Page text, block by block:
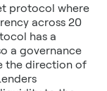
protocol where
across 20
has a
a governance
the direction of